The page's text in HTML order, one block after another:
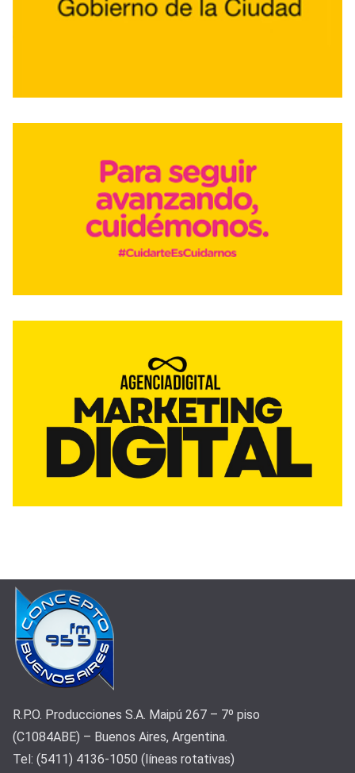
R.P.O. Producciones S.A. Maipú 267 – 7º piso
(C1084ABE) – Buenos Aires, Argentina.
Tel: (5411) 4136-1050 (líneas rotativas)